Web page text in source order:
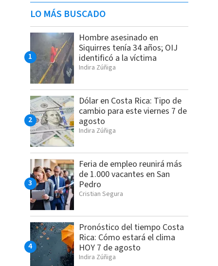
LO MÁS BUSCADO
Hombre asesinado en
Siquirres tenía 34 años; OIJ
identificó a la víctima
Indira Zúñiga
Dólar en Costa Rica: Tipo de
cambio para este viernes 7 de
agosto
Indira Zúñiga
Feria de empleo reunirá más
de 1.000 vacantes en San
Pedro
Cristian Segura
Pronóstico del tiempo Costa
Rica: Cómo estará el clima
HOY 7 de agosto
Indira Zúñiga